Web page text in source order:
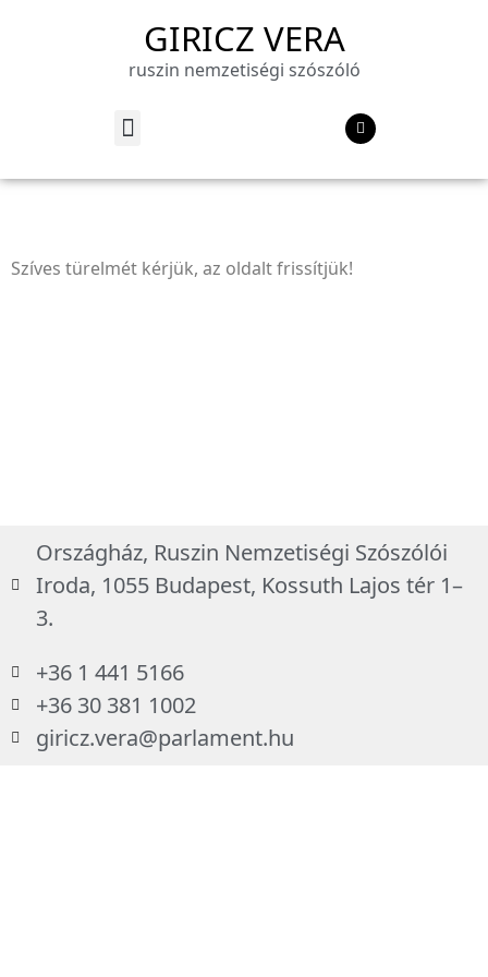
GIRICZ VERA
ruszin nemzetiségi szószóló
Szíves türelmét kérjük, az oldalt frissítjük!
Országház, Ruszin Nemzetiségi Szószólói
Iroda, 1055 Budapest, Kossuth Lajos tér 1–
3.
+36 1 441 5166
+36 30 381 1002
giricz.vera@parlament.hu